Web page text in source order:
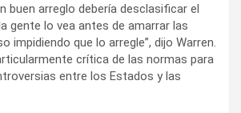
buen arreglo debería desclasificar el
gente lo vea antes de amarrar las
impidiendo que lo arregle”, dijo Warren.
crítica de las normas para
entre los Estados y las